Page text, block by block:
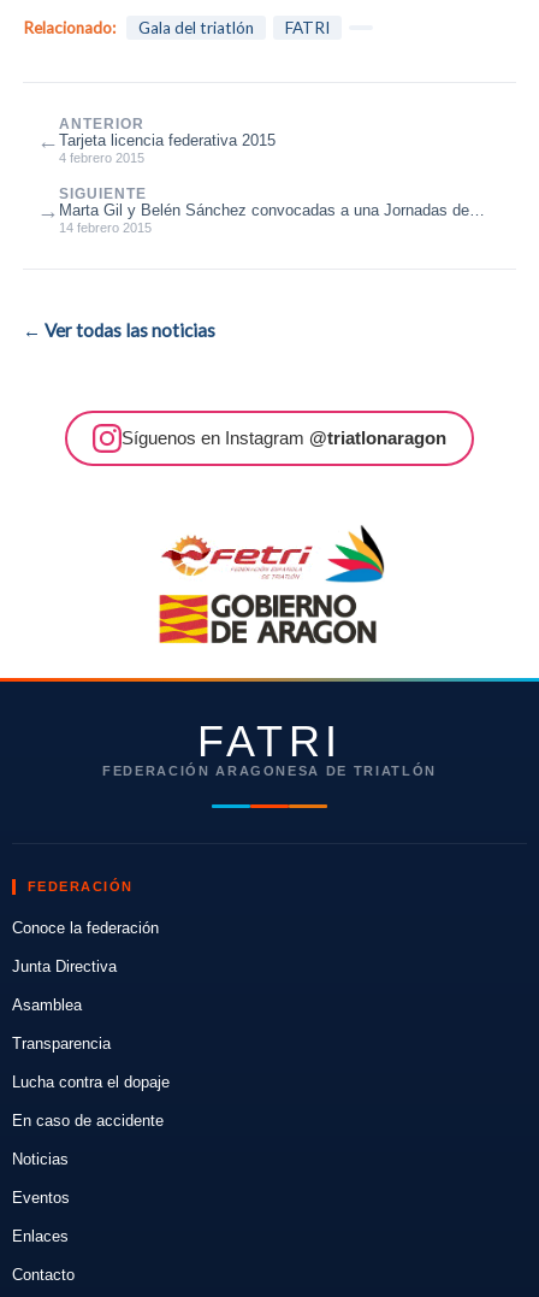
Relacionado: Gala del triatlón FATRI
←
ANTERIOR
Tarjeta licencia federativa 2015
4 febrero 2015
SIGUIENTE
Marta Gil y Belén Sánchez convocadas a una Jornadas de
Técnificación de la FETRI
14 febrero 2015
→
← Ver todas las noticias
Síguenos en Instagram @triatlonaragon
FATRI
FEDERACIÓN ARAGONESA DE TRIATLÓN
FEDERACIÓN
Conoce la federación
Junta Directiva
Asamblea
Transparencia
Lucha contra el dopaje
En caso de accidente
Noticias
Eventos
Enlaces
Contacto